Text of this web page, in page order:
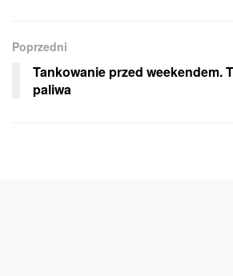
Poprzedni
Tankowanie przed weekendem.
paliwa